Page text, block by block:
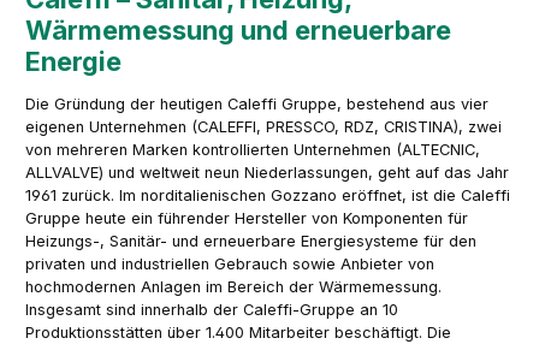
Wärmemessung und erneuerbare
Energie
Die Gründung der heutigen Caleffi Gruppe, bestehend aus vier
eigenen Unternehmen (CALEFFI, PRESSCO, RDZ, CRISTINA), zwei
von mehreren Marken kontrollierten Unternehmen (ALTECNIC,
ALLVALVE) und weltweit neun Niederlassungen, geht auf das Jahr
1961 zurück. Im norditalienischen Gozzano eröffnet, ist die Caleffi
Gruppe heute ein führender Hersteller von Komponenten für
Heizungs-, Sanitär- und erneuerbare Energiesysteme für den
privaten und industriellen Gebrauch sowie Anbieter von
hochmodernen Anlagen im Bereich der Wärmemessung.
Insgesamt sind innerhalb der Caleffi-Gruppe an 10
Produktionsstätten über 1.400 Mitarbeiter beschäftigt. Die